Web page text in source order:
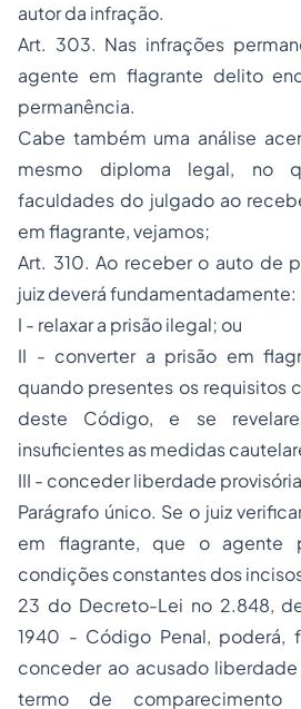
autor da infração.
Art. 303. Nas infrações
agente em flagrante delito
permanência.
Cabe também uma análise
mesmo diploma legal, no
faculdades do julgado ao
em flagrante, vejamos;
Art. 310. Ao receber o auto de
juiz deverá fundamentadamente:
I - relaxar a prisão ilegal; ou
II - converter a prisão em
quando presentes os requisitos
deste Código, e se
insuficientes as medidas
III - conceder liberdade
Parágrafo único. Se o juiz
em flagrante, que o agente
condições constantes dos
23 do Decreto-Lei no 2.848,
1940 - Código Penal, poderá,
conceder ao acusado
termo de